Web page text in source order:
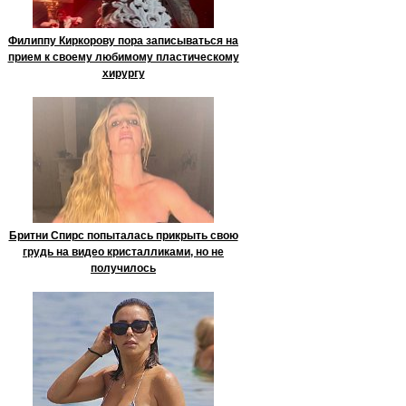
Филиппу Киркорову пора записываться на
прием к своему любимому пластическому
хирургу
Бритни Спирс попыталась прикрыть свою
грудь на видео кристалликами, но не
получилось